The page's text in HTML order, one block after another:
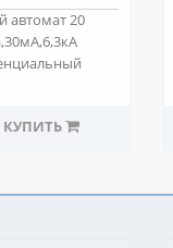
автомат 20
КУПИТЬ